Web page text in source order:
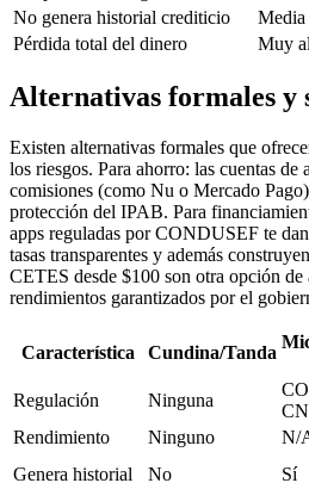
No genera historial crediticio
Media
Pérdida total del dinero
Muy
Alternativas formales y
Existen alternativas formales que
los riesgos. Para ahorro: las cuentas de
comisiones (como Nu o Mercado
protección del IPAB. Para
apps reguladas por CONDUSEF te
tasas transparentes y además
CETES desde $100 son otra opción de
rendimientos garantizados por el
Característica Cundina/Tanda
Regulación
Ninguna
Rendimiento
Ninguno N/
Genera historial
No Sí